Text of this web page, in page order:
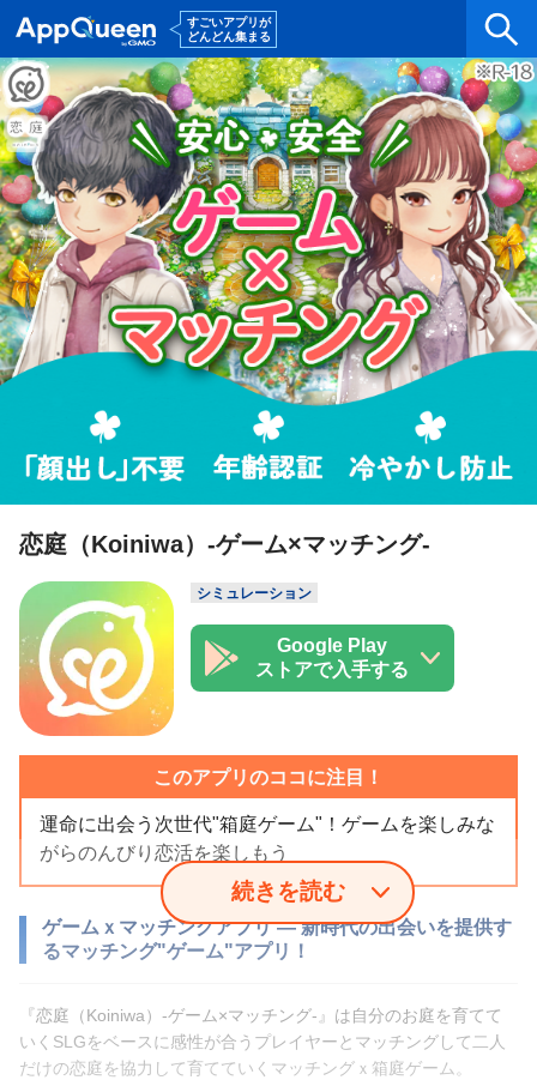
恋庭（Koiniwa）-ゲーム×マッチング-
シミュレーション
Google Play
ストアで入手する
このアプリのココに注目！
運命に出会う次世代"箱庭ゲーム"！ゲームを楽しみな
がらのんびり恋活を楽しもう
ゲームｘマッチングアプリ ― 新時代の出会いを提供す
るマッチング"ゲーム"アプリ！
『恋庭（Koiniwa）-ゲーム×マッチング-』は自分のお庭を育てて
いくSLGをベースに感性が合うプレイヤーとマッチングして二人
だけの恋庭を協力して育てていくマッチングｘ箱庭ゲーム。
続きを読む